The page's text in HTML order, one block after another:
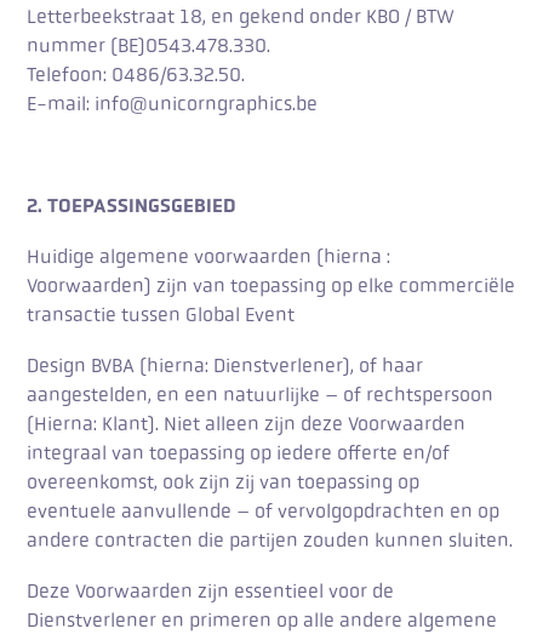
Letterbeekstraat 18, en gekend onder KBO / BTW
nummer (BE)0543.478.330.
Telefoon: 0486/63.32.50.
E-mail: info@unicorngraphics.be
2. TOEPASSINGSGEBIED
Huidige algemene voorwaarden (hierna :
Voorwaarden) zijn van toepassing op elke commerciële
transactie tussen Global Event
Design BVBA (hierna: Dienstverlener), of haar
aangestelden, en een natuurlijke – of rechtspersoon
(Hierna: Klant). Niet alleen zijn deze Voorwaarden
integraal van toepassing op iedere offerte en/of
overeenkomst, ook zijn zij van toepassing op
eventuele aanvullende – of vervolgopdrachten en op
andere contracten die partijen zouden kunnen sluiten.
Deze Voorwaarden zijn essentieel voor de
Dienstverlener en primeren op alle andere algemene